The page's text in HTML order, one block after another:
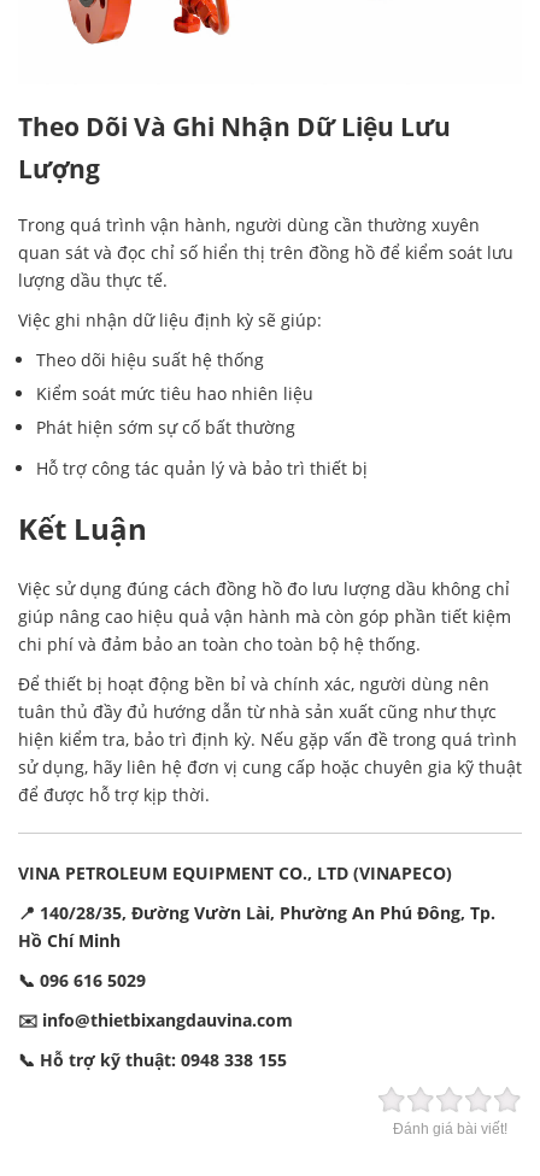
Theo Dõi Và Ghi Nhận Dữ Liệu Lưu
Lượng
Trong quá trình vận hành, người dùng cần thường xuyên
quan sát và đọc chỉ số hiển thị trên đồng hồ để kiểm soát lưu
lượng dầu thực tế.
Việc ghi nhận dữ liệu định kỳ sẽ giúp:
Theo dõi hiệu suất hệ thống
Kiểm soát mức tiêu hao nhiên liệu
Phát hiện sớm sự cố bất thường
Hỗ trợ công tác quản lý và bảo trì thiết bị
Kết Luận
Việc sử dụng đúng cách đồng hồ đo lưu lượng dầu không chỉ
giúp nâng cao hiệu quả vận hành mà còn góp phần tiết kiệm
chi phí và đảm bảo an toàn cho toàn bộ hệ thống.
Để thiết bị hoạt động bền bỉ và chính xác, người dùng nên
tuân thủ đầy đủ hướng dẫn từ nhà sản xuất cũng như thực
hiện kiểm tra, bảo trì định kỳ. Nếu gặp vấn đề trong quá trình
sử dụng, hãy liên hệ đơn vị cung cấp hoặc chuyên gia kỹ thuật
để được hỗ trợ kịp thời.
VINA PETROLEUM EQUIPMENT CO., LTD (VINAPECO)
📍 140/28/35, Đường Vườn Lài, Phường An Phú Đông, Tp.
Hồ Chí Minh
📞 096 616 5029
✉️ info@thietbixangdauvina.com
📞 Hỗ trợ kỹ thuật: 0948 338 155
Đánh giá bài viết!